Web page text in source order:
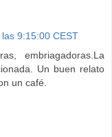
9:15:00 CEST
embriagadoras.La
Un buen relato
un café.